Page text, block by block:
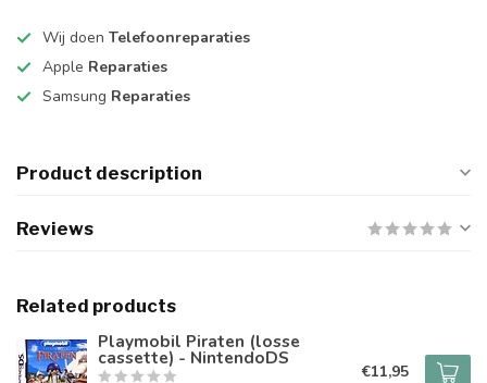
Wij doen Telefoonreparaties
Apple Reparaties
Samsung Reparaties
Product description
Reviews
Related products
Playmobil Piraten (losse
cassette) - NintendoDS
€11,95